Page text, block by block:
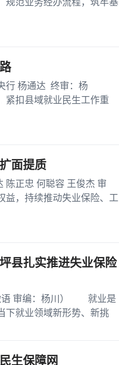
范业务经办流程，筑牢基
杨通达 终审：杨
扣县域就业民生工作重
面提质
正忠 何聪容 王俊杰 审
，持续推动失业保险、工
县扎实推进失业保险
审编：杨川） 就业是
下就业领域新形势、新挑
生保障网